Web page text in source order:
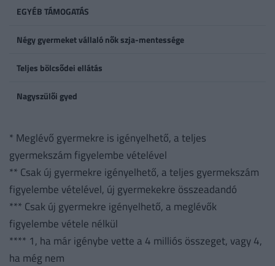
EGYÉB TÁMOGATÁS
Négy gyermeket vállaló nők szja-mentessége
Teljes bölcsődei ellátás
Nagyszülői gyed
* Meglévő gyermekre is igényelhető, a teljes
gyermekszám figyelembe vételével
** Csak új gyermekre igényelhető, a teljes gyermekszám
figyelembe vételével, új gyermekekre összeadandó
*** Csak új gyermekre igényelhető, a meglévők
figyelembe vétele nélkül
**** 1, ha már igénybe vette a 4 milliós összeget, vagy 4,
ha még nem